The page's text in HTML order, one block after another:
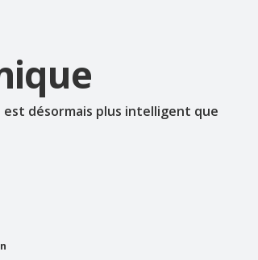
est désormais plus intelligent que